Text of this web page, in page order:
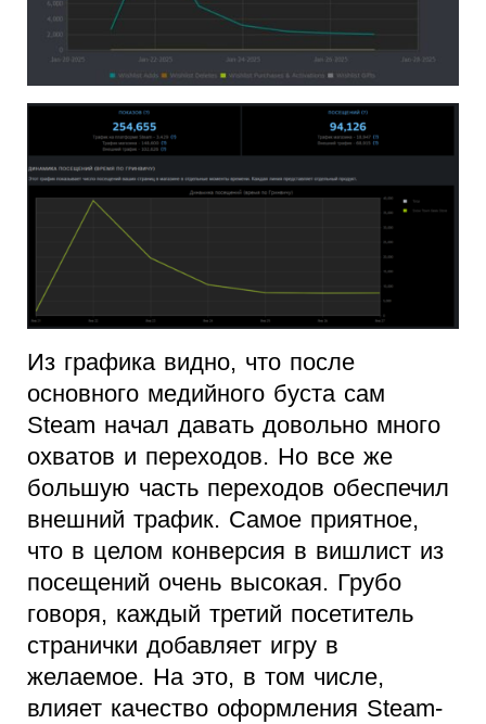
Из графика видно, что после
основного медийного буста сам
Steam начал давать довольно много
охватов и переходов. Но все же
большую часть переходов обеспечил
внешний трафик. Самое приятное,
что в целом конверсия в вишлист из
посещений очень высокая. Грубо
говоря, каждый третий посетитель
странички добавляет игру в
желаемое. На это, в том числе,
влияет качество оформления Steam-